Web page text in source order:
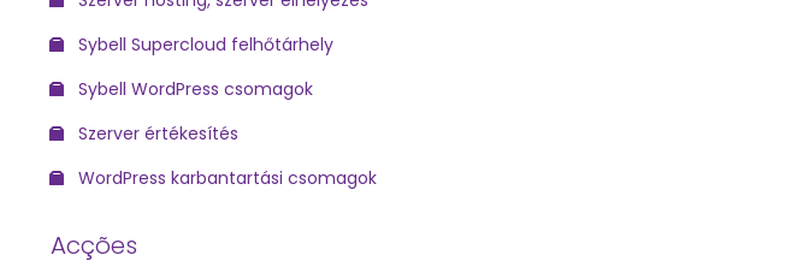
Sybell Supercloud felhőtárhely
Sybell WordPress csomagok
Szerver értékesítés
WordPress karbantartási csomagok
Acções